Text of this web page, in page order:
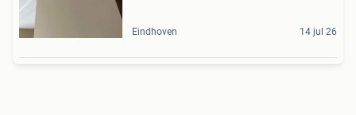
Eindhoven 14 jul 26